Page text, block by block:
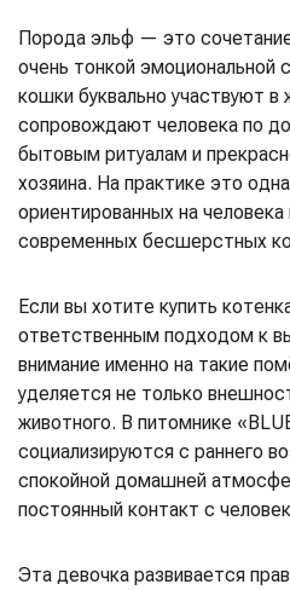
Порода эльф — это
очень тонкой эмоциональной
кошки буквально участвуют в
сопровождают человека по
бытовым ритуалам и
хозяина. На практике это
ориентированных на
современных бесшерстных
Если вы хотите купить
ответственным подходом к
внимание именно на такие
уделяется не только
животного. В питомнике
социализируются с раннего
спокойной домашней
постоянный контакт с
Эта девочка развивается